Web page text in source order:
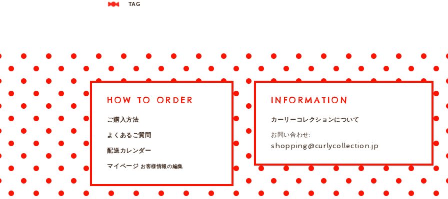
TAG
HOW TO ORDER
ご購入方法
よくあるご質問
配送カレンダー
マイページ お客様情報の編集
INFORMATION
カーリーコレクションについて
お問い合わせ:
shopping@curlycollection.jp